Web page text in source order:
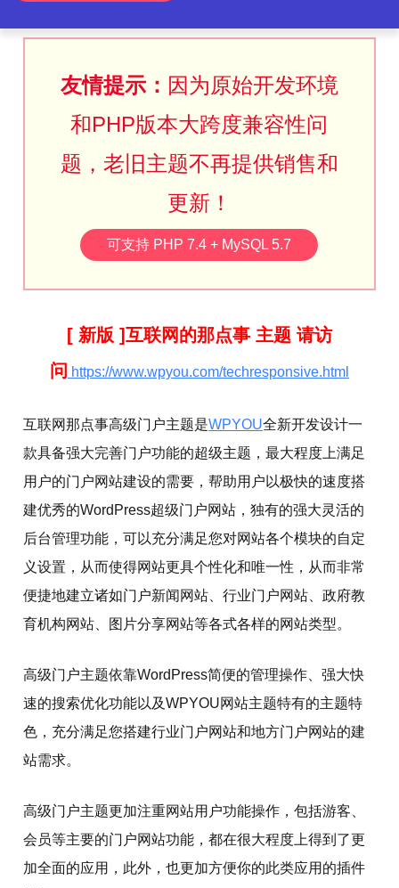
友情提示： 因为原始开发环境
和PHP版本大跨度兼容性问
题，老旧主题不再提供销售和
更新！
可支持 PHP 7.4 + MySQL 5.7
[ 新版 ]互联网的那点事 主题 请访
问 https://www.wpyou.com/techresponsive.html
互联网那点事高级门户主题是WPYOU全新开发设计一
款具备强大完善门户功能的超级主题，最大程度上满足
用户的门户网站建设的需要，帮助用户以极快的速度搭
建优秀的WordPress超级门户网站，独有的强大灵活的
后台管理功能，可以充分满足您对网站各个模块的自定
义设置，从而使得网站更具个性化和唯一性，从而非常
便捷地建立诸如门户新闻网站、行业门户网站、政府教
育机构网站、图片分享网站等各式各样的网站类型。
高级门户主题依靠WordPress简便的管理操作、强大快
速的搜索优化功能以及WPYOU网站主题特有的主题特
色，充分满足您搭建行业门户网站和地方门户网站的建
站需求。
高级门户主题更加注重网站用户功能操作，包括游客、
会员等主要的门户网站功能，都在很大程度上得到了更
加全面的应用，此外，也更加方便你的此类应用的插件